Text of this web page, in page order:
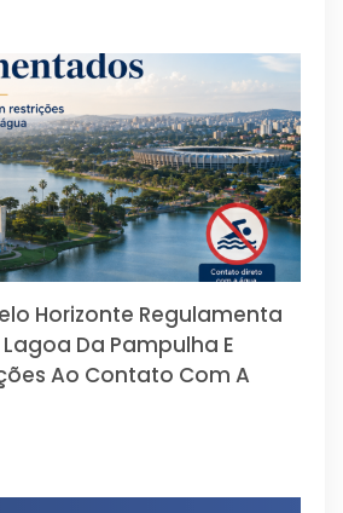
Horizonte Regulamenta
Da Pampulha E
Ao Contato Com A